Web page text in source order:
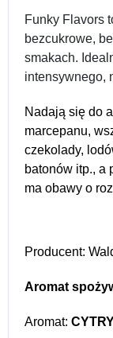
Funky Flavors
bezcukrowe,
smakach.
intensywnego,
Nadają się do
marcepanu,
czekolady,
batonów itp., a
ma obawy o
Producent:
Aromat
Aromat: